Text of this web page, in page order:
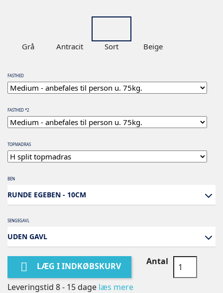
Grå Antracit Sort Beige
FASTHED
FASTHED *2
TOPMADRAS
BEN
RUNDE EGEBEN - 10CM
SENGEGAVL
UDEN GAVL
 LÆG I INDKØBSKURV Antal
Leveringstid 8 - 15 dage læs mere